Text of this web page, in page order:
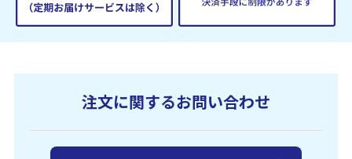
注文に関するお問い合わせ